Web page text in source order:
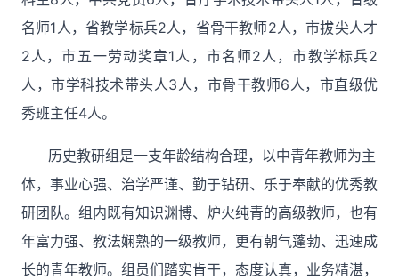
名师1人，省教学标兵2人， 省骨干教师2人，市拔尖人才
2人，市五一劳动奖章1人，市名师2人，市教学标兵2
人，市学科技术带头人3人，市骨干教师6人， 市直级优
秀班主任4人。
历史教研组是一支年龄结构合理，以中青年教师为主
体，事业心强、治学严谨、勤于钻研、乐于奉献的优秀教
研团队。组内既有知识渊博、炉火纯青的高级教师，也有
年富力强、教法娴熟的一级教师，更有朝气蓬勃、迅速成
长的青年教师。组员们踏实肯干，态度认真，业务精湛，